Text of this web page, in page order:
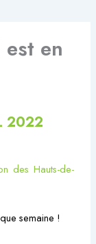
en
2022
des Hauts-de-
semaine !